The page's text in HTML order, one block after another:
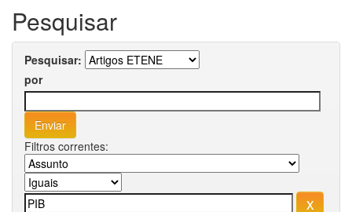
Pesquisar
Pesquisar:
por
Filtros correntes: